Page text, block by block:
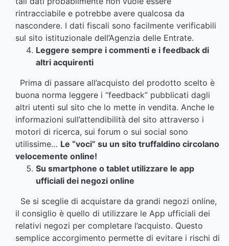
rintracciabile e potrebbe avere qualcosa da
nascondere. I dati fiscali sono facilmente verificabili
sul sito istituzionale dell’Agenzia delle Entrate.
Leggere sempre i commenti e i feedback di
altri acquirenti
Prima di passare all’acquisto del prodotto scelto è
buona norma leggere i “feedback” pubblicati dagli
altri utenti sul sito che lo mette in vendita. Anche le
informazioni sull’attendibilità del sito attraverso i
motori di ricerca, sui forum o sui social sono
utilissime… Le “voci” su un sito truffaldino circolano
velocemente online!
Su smartphone o tablet utilizzare le app
ufficiali dei negozi online
Se si sceglie di acquistare da grandi negozi online,
il consiglio è quello di utilizzare le App ufficiali dei
relativi negozi per completare l’acquisto. Questo
semplice accorgimento permette di evitare i rischi di